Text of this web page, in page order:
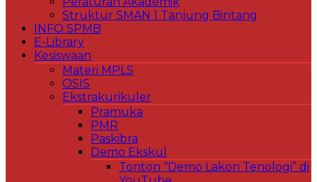
Struktur SMAN 1 Tanjung Bintang
INFO SPMB
E-Library
Kesiswaan
Materi MPLS
OSIS
Ekstrakurikuler
Pramuka
PMR
Paskibra
Demo Ekskul
Tonton “Demo Lakon Tenologi” di